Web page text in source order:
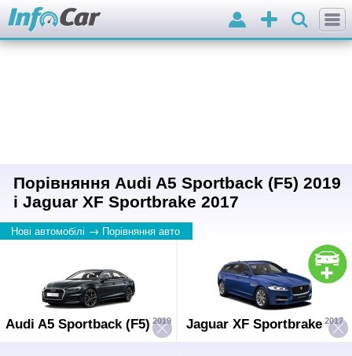
Додати
оголошення
Вхід
Порівняння Audi A5 Sportback (F5) 2019
і Jaguar XF Sportbrake 2017
Нові автомобілі → Порівняння авто
Audi A5 Sportback (F5) 2019 Jaguar XF Sportbrake 2017